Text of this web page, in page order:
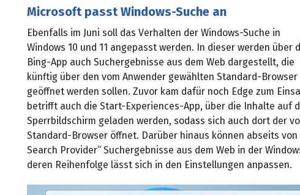
Microsoft passt Windows-Suche an
Ebenfalls im Juni soll das Verhalten der Windows-Suche in
Windows 10 und 11 angepasst werden. In dieser werden über
Bing-App auch Suchergebnisse aus dem Web dargestellt, die
künftig über den vom Anwender gewählten Standard-Browser
geöffnet werden sollen. Zuvor kam dafür noch Edge zum
betrifft auch die Start-Experiences-App, über die Inhalte auf
Sperrbildschirm geladen werden, sodass sich auch dort der
Standard-Browser öffnet. Darüber hinaus können abseits von
Search Provider“ Suchergebnisse aus dem Web in der
deren Reihenfolge lässt sich in den Einstellungen anpassen.